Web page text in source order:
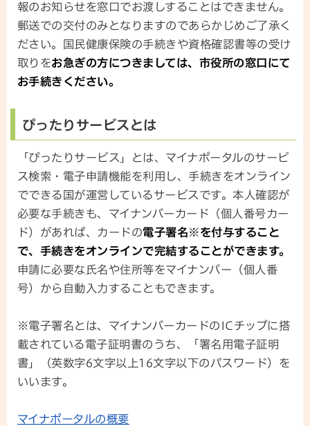
報のお知らせを窓口でお渡しすることはできません。
郵送での交付のみとなりますのであらかじめご了承く
ださい。国民健康保険の手続きや資格確認書等の受け
取りをお急ぎの方につきましては、市役所の窓口にて
お手続きください。
ぴったりサービスとは
「ぴったりサービス」とは、マイナポータルのサービ
ス検索・電子申請機能を利用し、手続きをオンライン
でできる国が運営しているサービスです。本人確認が
必要な手続きも、マイナンバーカード（個人番号カー
ド）があれば、カードの電子署名※を付与すること
で、手続きをオンラインで完結することができます。
申請に必要な氏名や住所等をマイナンバー（個人番
号）から自動入力することもできます。
※電子署名とは、マイナンバーカードのICチップに搭
載されている電子証明書のうち、「署名用電子証明
書」（英数字6文字以上16文字以下のパスワード）を
いいます。
マイナポータルの概要